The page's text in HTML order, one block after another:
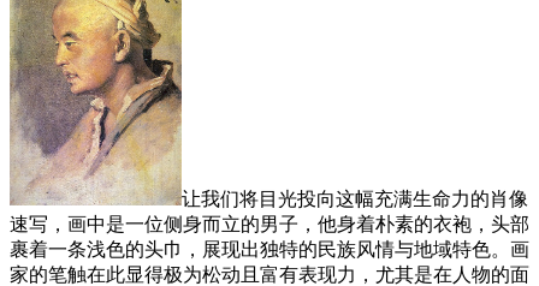
让我们将目光投向这幅充满生命力的肖像
速写，画中是一位侧身而立的男子，他身着朴素的衣袍，头部
裹着一条浅色的头巾，展现出独特的民族风情与地域特色。画
家的笔触在此显得极为松动且富有表现力，尤其是在人物的面